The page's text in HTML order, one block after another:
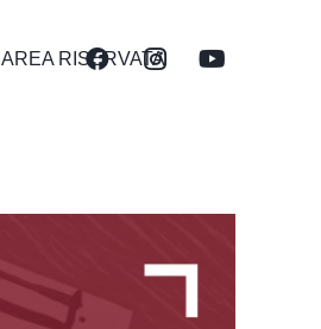
AREA RISERVATA